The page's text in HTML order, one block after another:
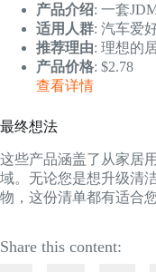
产品介绍: 一套
适用人群: 汽车爱
推荐理由: 理想的
产品价格: $2.78
查看详情
最终想法
这些产品涵盖了从家居
域。无论您是想升级清
物，这份清单都有适合
Share this content: